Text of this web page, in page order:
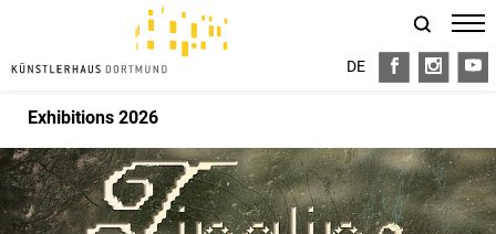
DE FB I Y
Exhibitions 2026